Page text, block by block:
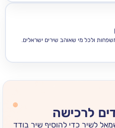
שאוהב שירים ישראלים.
להוסיף שיר בודד